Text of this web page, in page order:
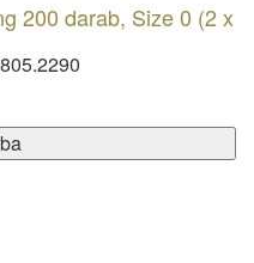
200 darab, Size 0 (2 x